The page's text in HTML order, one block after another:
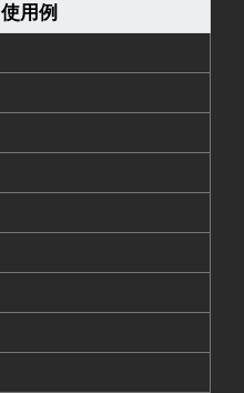
使用例